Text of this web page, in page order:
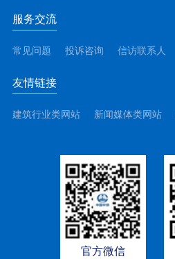
服务交流
常见问题 投诉咨询 信访联系人
友情链接
建筑行业类网站 新闻媒体类网站
官方微信